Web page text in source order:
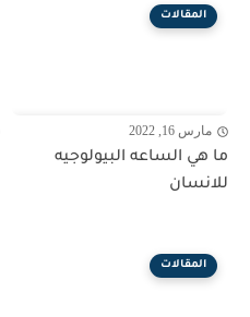
المقالات
مارس 16, 2022
ما هي الساعه البيولوجيه
للانسان
المقالات